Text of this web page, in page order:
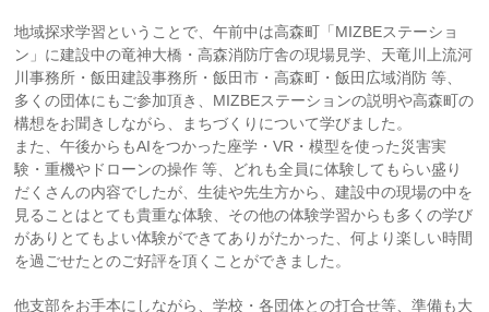
地域探求学習ということで、午前中は高森町「MIZBEステーショ
ン」に建設中の竜神大橋・高森消防庁舎の現場見学、天竜川上流河
川事務所・飯田建設事務所・飯田市・高森町・飯田広域消防 等、
多くの団体にもご参加頂き、MIZBEステーションの説明や高森町の
構想をお聞きしながら、まちづくりについて学びました。
また、午後からもAIをつかった座学・VR・模型を使った災害実
験・重機やドローンの操作 等、どれも全員に体験してもらい盛り
だくさんの内容でしたが、生徒や先生方から、建設中の現場の中を
見ることはとても貴重な体験、その他の体験学習からも多くの学び
がありとてもよい体験ができてありがたかった、何より楽しい時間
を過ごせたとのご好評を頂くことができました。
他支部をお手本にしながら、学校・各団体との打合せ等、準備も大